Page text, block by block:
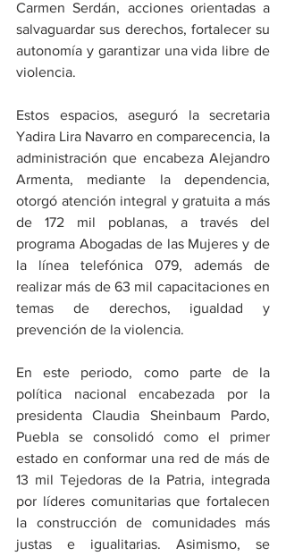
Carmen Serdán, acciones orientadas a
salvaguardar sus derechos, fortalecer su
autonomía y garantizar una vida libre de
violencia.
Estos espacios, aseguró la secretaria
Yadira Lira Navarro en comparecencia, la
administración que encabeza Alejandro
Armenta, mediante la dependencia,
otorgó atención integral y gratuita a más
de 172 mil poblanas, a través del
programa Abogadas de las Mujeres y de
la línea telefónica 079, además de
realizar más de 63 mil capacitaciones en
temas de derechos, igualdad y
prevención de la violencia.
En este periodo, como parte de la
política nacional encabezada por la
presidenta Claudia Sheinbaum Pardo,
Puebla se consolidó como el primer
estado en conformar una red de más de
13 mil Tejedoras de la Patria, integrada
por líderes comunitarias que fortalecen
la construcción de comunidades más
justas e igualitarias. Asimismo, se